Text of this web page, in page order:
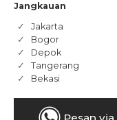
Jangkauan
Jakarta
Bogor
Depok
Tangerang
Bekasi